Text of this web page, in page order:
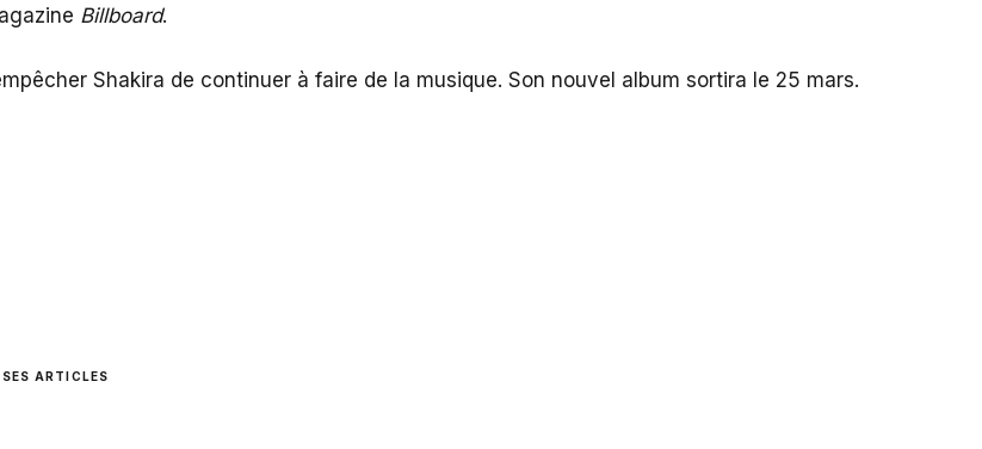
Billboard.
Shakira de continuer à faire de la musique. Son nouvel album sortira le 25 mars.
ARTICLES